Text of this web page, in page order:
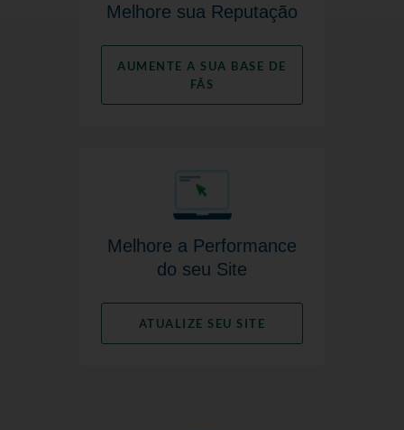
Melhore sua Reputação
AUMENTE A SUA BASE DE
FÃS
Melhore a Performance
do seu Site
ATUALIZE SEU SITE